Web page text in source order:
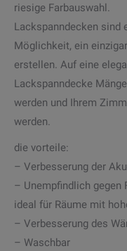
riesige Farbauswahl.
Lackspanndecken sind
Möglichkeit, ein
erstellen. Auf eine
Lackspanndecke
werden und Ihrem
werden.
die vorteile:
– Verbesserung der
– Unempfindlich gegen
ideal für Räume mit
– Verbesserung des
– Waschbar